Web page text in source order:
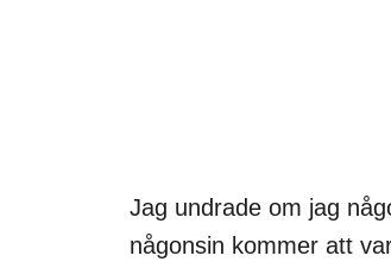
Jag undrade om jag
någonsin kommer att